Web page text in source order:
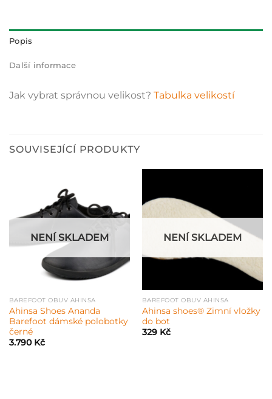
Popis
Další informace
Jak vybrat správnou velikost? Tabulka velikostí
SOUVISEJÍCÍ PRODUKTY
NENÍ SKLADEM
BAREFOOT OBUV AHINSA
Ahinsa Shoes Ananda
Barefoot dámské polobotky
černé
3.790 Kč
NENÍ SKLADEM
BAREFOOT OBUV AHINSA
Ahinsa shoes® Zimní vložky
do bot
329 Kč